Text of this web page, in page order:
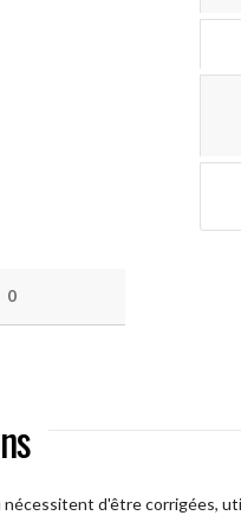
0
d'être corrigées,